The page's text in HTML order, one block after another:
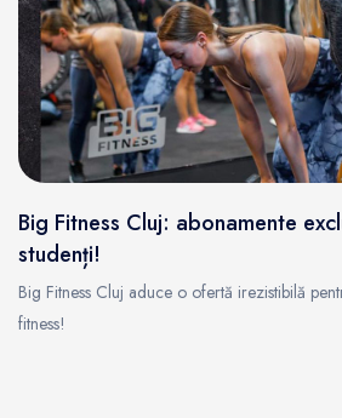
Big Fitness Cluj: abonamente
studenți!
Big Fitness Cluj aduce o ofertă irezistibilă
fitness!